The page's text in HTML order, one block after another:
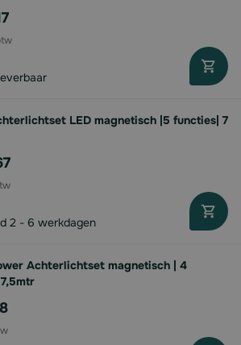
LED magnetisch |5 functies| 7
2 - 6 werkdagen
Achterlichtset magnetisch | 4